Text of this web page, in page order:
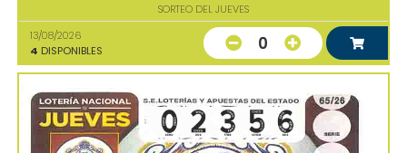
SORTEO DEL JUEVES
13/08/2026
4 DISPONIBLES 0